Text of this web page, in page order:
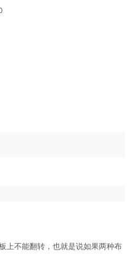
上不能翻转，也就是说如果两种布